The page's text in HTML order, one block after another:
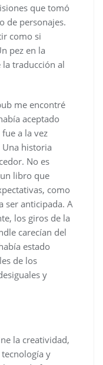
que tomó
de personajes.
como si
pez en la
traducción al
me encontré
aceptado
a la vez
historia
No es
libro que
como
ser anticipada. A
los giros de la
carecían del
estado
de los
y
la creatividad,
y